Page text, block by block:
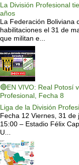
La División Profesional
años
La Federación Boliviana
habilitaciones el 31 de
que militan e...
🔴EN VIVO: Real Potosí
Profesional, Fecha 8
Liga de la División
Fecha 12 Viernes, 31
15:00 – Estadio Félix
U...